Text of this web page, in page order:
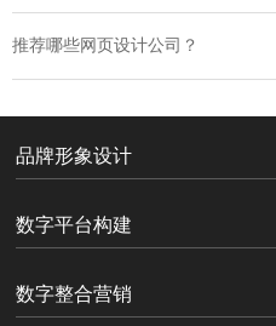
推荐哪些网页设计公司？
品牌形象设计
数字平台构建
数字整合营销